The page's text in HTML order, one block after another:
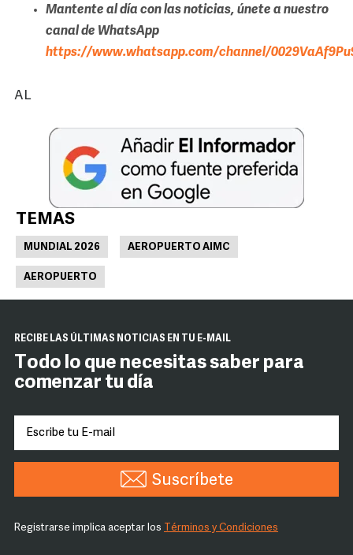
Mantente al día con las noticias, únete a nuestro
canal de WhatsApp
https://www.whatsapp.com/channel/
AL
TEMAS
MUNDIAL 2026 AEROPUERTO AIMC
AEROPUERTO
RECIBE LAS ÚLTIMAS NOTICIAS EN TU E-MAIL
Todo lo que necesitas saber para
comenzar tu día
Suscríbete
Registrarse implica aceptar los Términos y Condiciones